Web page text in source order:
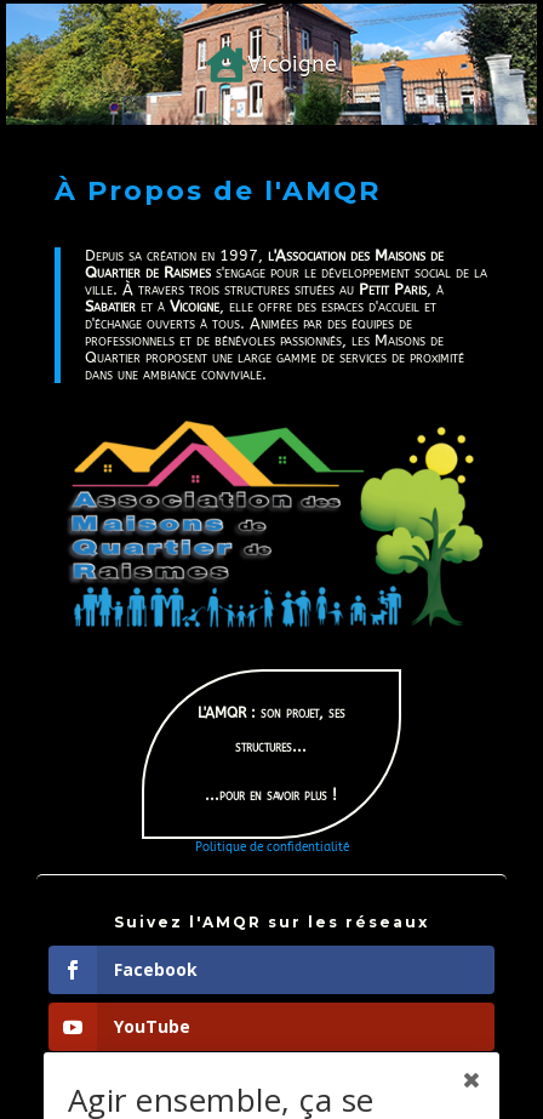
Vicoigne
À Propos de l'AMQR
Depuis sa création en 1997, l'Association des Maisons de
Quartier de Raismes s'engage pour le développement social de la
ville. À travers trois structures situées au Petit Paris, à
Sabatier et à Vicoigne, elle offre des espaces d'accueil et
d'échange ouverts à tous. Animées par des équipes de
professionnels et de bénévoles passionnés, les Maisons de
Quartier proposent une large gamme de services de proximité
dans une ambiance conviviale.
L'AMQR : son projet, ses
structures...
...pour en savoir plus !
Politique de confidentialité
Suivez l'AMQR sur les réseaux
Facebook
YouTube
Agir ensemble, ça se